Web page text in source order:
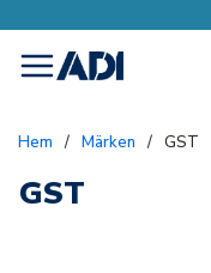
menu
Hem / Märken / GST
GST